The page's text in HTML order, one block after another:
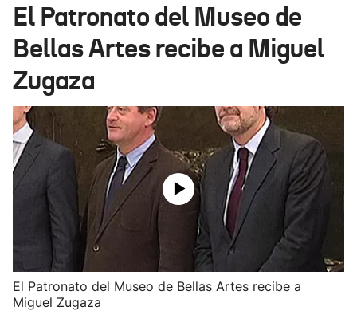
Ikusmiran
El Patronato del Museo de
Bellas Artes recibe a Miguel
Zugaza
El Patronato del Museo de Bellas Artes recibe a
Miguel Zugaza